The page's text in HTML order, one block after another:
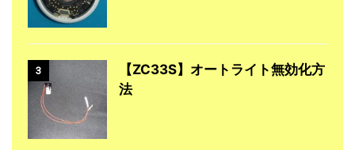
3
【ZC33S】オートライト無効化方
法